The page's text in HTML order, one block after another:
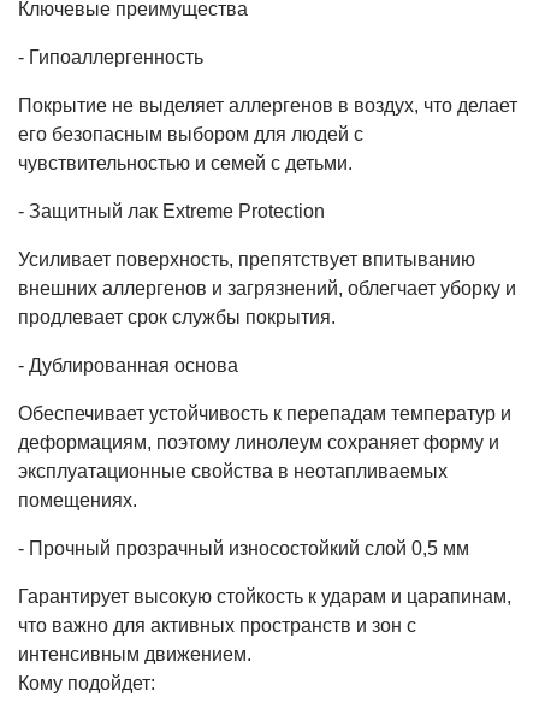
Ключевые преимущества
- Гипоаллергенность
Покрытие не выделяет аллергенов в воздух, что делает
его безопасным выбором для людей с
чувствительностью и семей с детьми.
- Защитный лак Extreme Protection
Усиливает поверхность, препятствует впитыванию
внешних аллергенов и загрязнений, облегчает уборку и
продлевает срок службы покрытия.
- Дублированная основа
Обеспечивает устойчивость к перепадам температур и
деформациям, поэтому линолеум сохраняет форму и
эксплуатационные свойства в неотапливаемых
помещениях.
- Прочный прозрачный износостойкий слой 0,5 мм
Гарантирует высокую стойкость к ударам и царапинам,
что важно для активных пространств и зон с
интенсивным движением.
Кому подойдет: